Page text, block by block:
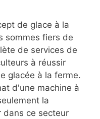
de glace à la
sommes fiers de
de services de
à réussir
glacée à la ferme.
d'une machine à
la
dans ce secteur